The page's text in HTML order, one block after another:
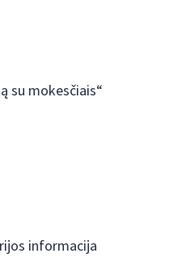
su mokesčiais“
informacija